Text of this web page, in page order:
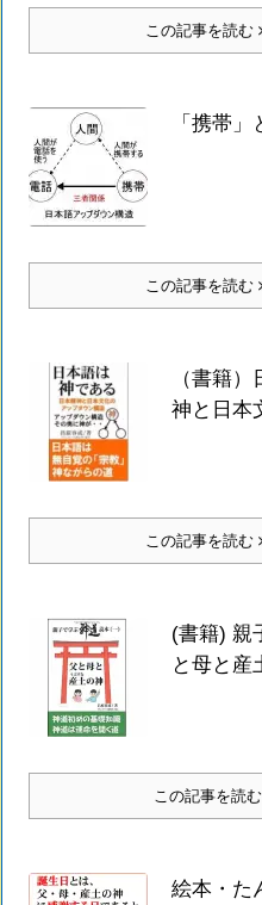
この記事を読む
「携帯
この記事を読む
（書籍
神と日本
この記事を読む
(書籍) 親
と母と産
この記事を読む
絵本・た